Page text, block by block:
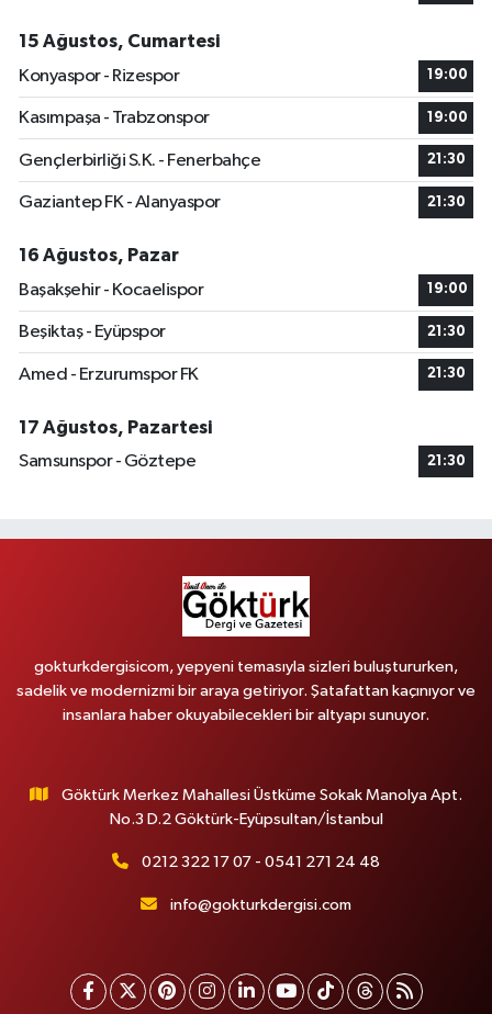
15 Ağustos, Cumartesi
Konyaspor - Rizespor
19:00
Kasımpaşa - Trabzonspor 19:00
Gençlerbirliği S.K. - Fenerbahçe 21:30
Gaziantep FK - Alanyaspor 21:30
16 Ağustos, Pazar
Başakşehir - Kocaelispor
19:00
Beşiktaş - Eyüpspor 21:30
Amed - Erzurumspor FK 21:30
17 Ağustos, Pazartesi
Samsunspor - Göztepe
21:30
gokturkdergisicom, yepyeni temasıyla sizleri buluştururken,
sadelik ve modernizmi bir araya getiriyor. Şatafattan kaçınıyor ve
insanlara haber okuyabilecekleri bir altyapı sunuyor.
Göktürk Merkez Mahallesi Üstküme Sokak Manolya Apt.
No.3 D.2 Göktürk-Eyüpsultan/İstanbul
0212 322 17 07 - 0541 271 24 48
info@gokturkdergisi.com